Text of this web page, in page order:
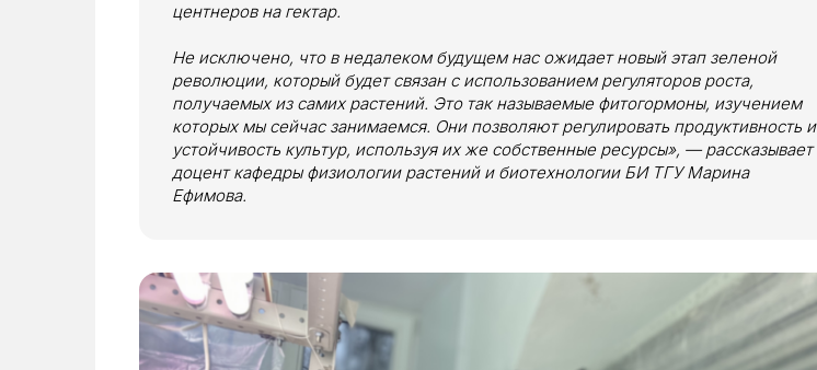
центнеров на гектар.
Не исключено, что в недалеком будущем нас ожидает новый этап зеленой
революции, который будет связан с использованием регуляторов роста,
получаемых из самих растений. Это так называемые фитогормоны, изучением
которых мы сейчас занимаемся. Они позволяют регулировать продуктивность и
устойчивость культур, используя их же собственные ресурсы», — рассказывает
доцент кафедры физиологии растений и биотехнологии БИ ТГУ Марина
Ефимова.